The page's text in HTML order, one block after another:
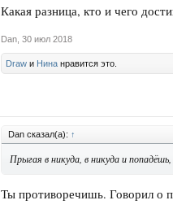
Какая разница, кто и чего
Dan 30 июл 2018
Draw и Нина нравится это.
Dan сказал(а): ↑
Прыгая в никуда, в никуда и
Ты противоречишь. Говорил о